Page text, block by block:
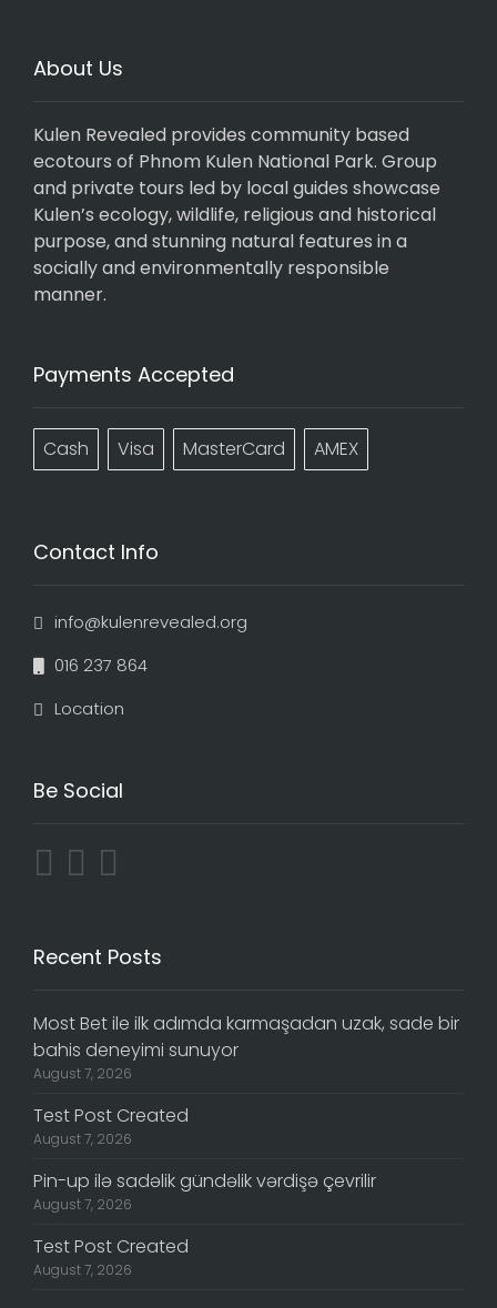
About Us
Kulen Revealed provides community based
ecotours of Phnom Kulen National Park. Group
and private tours led by local guides showcase
Kulen’s ecology, wildlife, religious and historical
purpose, and stunning natural features in a
socially and environmentally responsible
manner.
Payments Accepted
Cash Visa MasterCard AMEX
Contact Info
info@kulenrevealed.org
016 237 864
Location
Be Social
Recent Posts
Most Bet ile ilk adımda karmaşadan uzak, sade bir
bahis deneyimi sunuyor
August 7, 2026
Test Post Created
August 7, 2026
Pin-up ilə sadəlik gündəlik vərdişə çevrilir
August 7, 2026
Test Post Created
August 7, 2026